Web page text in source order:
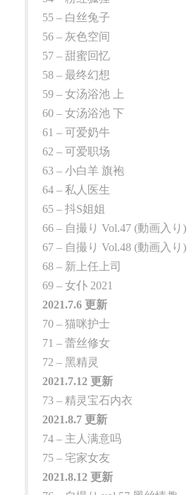
55 – 白丝兔子
56 – 灰色空间
57 – 甜蜜回忆
58 – 最终幻想
59 – 女汤浴池 上
60 – 女汤浴池 下
61 – 可爱奶牛
62 – 可爱职场
63 – 小白羊 旗袍
64 – 私人医生
65 – 抖S姐姐
66 – 自撮り Vol.47 (動画入り)
67 – 自撮り Vol.48 (動画入り)
68 – 新上任上司
69 – 女仆 2021
2021.7.6 更新
70 – 猫咪护士
71 – 蕾丝修女
72 – 黑精灵
2021.7.12 更新
73 – 精灵宝石内衣
2021.8.7 更新
74 – 主人满意吗
75 – 宅家女友
2021.8.12 更新